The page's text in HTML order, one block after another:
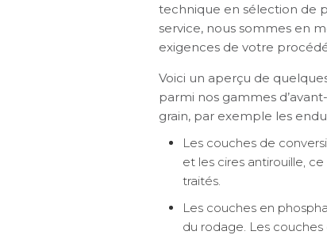
technique en sélection de
service, nous sommes en
exigences de votre
Voici un aperçu de
parmi nos gammes
grain, par exemple les
Les couches de
et les cires antirouille,
traités.
Les couches en
du rodage. Les